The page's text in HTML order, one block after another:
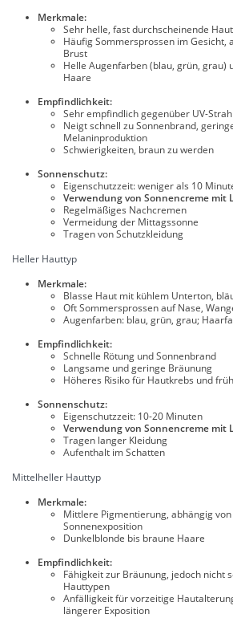
Merkmale:
Sehr helle, fast durchscheinende
Häufig Sommersprossen im Gesicht,
Brust
Helle Augenfarben (blau, grün, grau)
Haare
Empfindlichkeit:
Sehr empfindlich gegenüber UV-
Neigt schnell zu Sonnenbrand,
Melaninproduktion
Schwierigkeiten, braun zu werden
Sonnenschutz:
Eigenschutzzeit: weniger als 10
Verwendung von Sonnencreme mit
Regelmäßiges Nachcremen
Vermeidung der Mittagssonne
Tragen von Schutzkleidung
Heller Hauttyp
Merkmale:
Blasse Haut mit kühlem Unterton,
Oft Sommersprossen auf Nase,
Augenfarben: blau, grün, grau;
Empfindlichkeit:
Schnelle Rötung und Sonnenbrand
Langsame und geringe Bräunung
Höheres Risiko für Hautkrebs und
Sonnenschutz:
Eigenschutzzeit: 10-20 Minuten
Verwendung von Sonnencreme mit
Tragen langer Kleidung
Aufenthalt im Schatten
Mittelheller Hauttyp
Merkmale:
Mittlere Pigmentierung, abhängig
Sonnenexposition
Dunkelblonde bis braune Haare
Empfindlichkeit:
Fähigkeit zur Bräunung, jedoch nicht
Hauttypen
Anfälligkeit für vorzeitige
längerer Exposition